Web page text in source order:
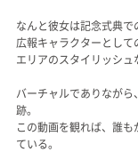
なんと彼女は記念式典で
広報キャラクターとし
エリアのスタイリッシュ
バーチャルでありなが
跡。
この動画を観れば、誰
ている。